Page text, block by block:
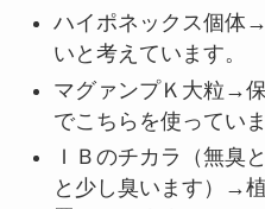
ハイポネックス個体
いと考えています。
マグァンプＫ大粒→
でこちらを使っていま
ＩＢのチカラ（無臭
と少し臭います）→